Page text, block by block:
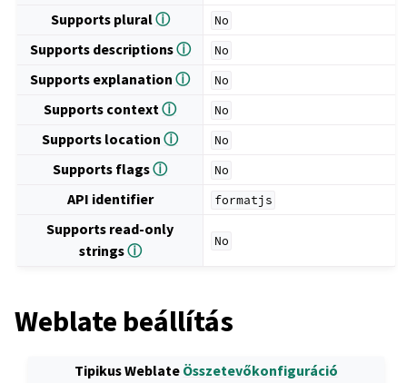
Supports pluralⓘ No
Supports descriptionsⓘ No
Supports explanationⓘ No
Supports contextⓘ No
Supports locationⓘ No
Supports flagsⓘ No
API identifier formatjs
Supports read-only
stringsⓘ
No
Weblate beállítás
Tipikus WeblateÖsszetevőkonfiguráció